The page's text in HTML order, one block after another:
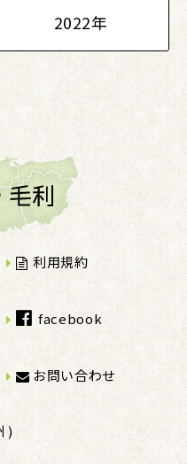
2022年
利用規約
facebook
お問い合わせ
)